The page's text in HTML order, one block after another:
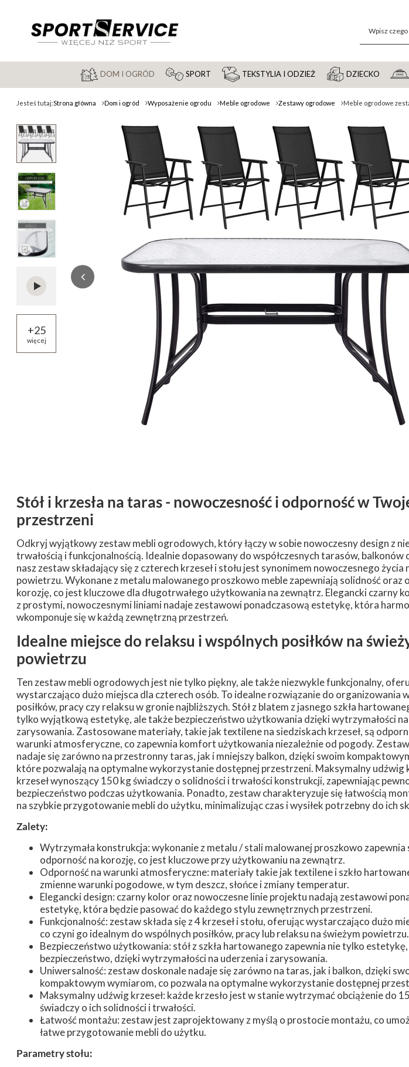
DOM I OGRÓD SPORT TEKSTYLIA I ODZIEŻ DZIECKO
Jesteś tutaj:Strona główna Dom i ogród Wyposażenie ogrodu Meble ogrodowe Zestawy ogrodowe Meble ogrodowe
+25
więcej
Stół i krzesła na taras - nowoczesność i odporność w
przestrzeni
Odkryj wyjątkowy zestaw mebli ogrodowych, który łączy w sobie nowoczesny design z
trwałością i funkcjonalnością. Idealnie dopasowany do współczesnych tarasów, balkonów
nasz zestaw składający się z czterech krzeseł i stołu jest synonimem nowoczesnego życia
powietrzu. Wykonane z metalu malowanego proszkowo meble zapewniają solidność oraz
korozję, co jest kluczowe dla długotrwałego użytkowania na zewnątrz. Elegancki czarny
z prostymi, nowoczesnymi liniami nadaje zestawowi ponadczasową estetykę, która
wkomponuje się w każdą zewnętrzną przestrzeń.
Idealne miejsce do relaksu i wspólnych posiłków na
powietrzu
Ten zestaw mebli ogrodowych jest nie tylko piękny, ale także niezwykle funkcjonalny,
wystarczająco dużo miejsca dla czterech osób. To idealne rozwiązanie do organizowania
posiłków, pracy czy relaksu w gronie najbliższych. Stół z blatem z jasnego szkła
tylko wyjątkową estetykę, ale także bezpieczeństwo użytkowania dzięki wytrzymałości
zarysowania. Zastosowane materiały, takie jak textilene na siedziskach krzeseł, są
warunki atmosferyczne, co zapewnia komfort użytkowania niezależnie od pogody.
nadaje się zarówno na przestronny taras, jak i mniejszy balkon, dzięki swoim
które pozwalają na optymalne wykorzystanie dostępnej przestrzeni. Maksymalny udźwig
krzeseł wynoszący 150 kg świadczy o solidności i trwałości konstrukcji, zapewniając
bezpieczeństwo podczas użytkowania. Ponadto, zestaw charakteryzuje się łatwością
na szybkie przygotowanie mebli do użytku, minimalizując czas i wysiłek potrzebny do ich
Zalety:
Wytrzymała konstrukcja: wykonanie z metalu / stali malowanej proszkowo zapewnia
odporność na korozję, co jest kluczowe przy użytkowaniu na zewnątrz.
Odporność na warunki atmosferyczne: materiały takie jak textilene i szkło
zmienne warunki pogodowe, w tym deszcz, słońce i zmiany temperatur.
Elegancki design: czarny kolor oraz nowoczesne linie projektu nadają zestawowi
estetykę, która będzie pasować do każdego stylu zewnętrznych przestrzeni.
Funkcjonalność: zestaw składa się z 4 krzeseł i stołu, oferując wystarczająco dużo
co czyni go idealnym do wspólnych posiłków, pracy lub relaksu na świeżym powietrzu.
Bezpieczeństwo użytkowania: stół z szkła hartowanego zapewnia nie tylko
bezpieczeństwo, dzięki wytrzymałości na uderzenia i zarysowania.
Uniwersalność: zestaw doskonale nadaje się zarówno na taras, jak i balkon, dzięki
kompaktowym wymiarom, co pozwala na optymalne wykorzystanie dostępnej
Maksymalny udźwig krzeseł: każde krzesło jest w stanie wytrzymać obciążenie do
świadczy o ich solidności i trwałości.
Łatwość montażu: zestaw jest zaprojektowany z myślą o prostocie montażu, co
łatwe przygotowanie mebli do użytku.
Parametry stołu: